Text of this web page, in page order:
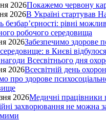
2026Покажемо червону
2026В Україні стартував
безбар’єрності: рівні
робочого середовища
2026Забезпечимо здорове
в Києві
Всесвітнього дня
2026Всесвітній день
про здорове
2026Медичні працівники
захворювання не можна